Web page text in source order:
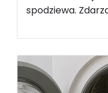
spodziewa.